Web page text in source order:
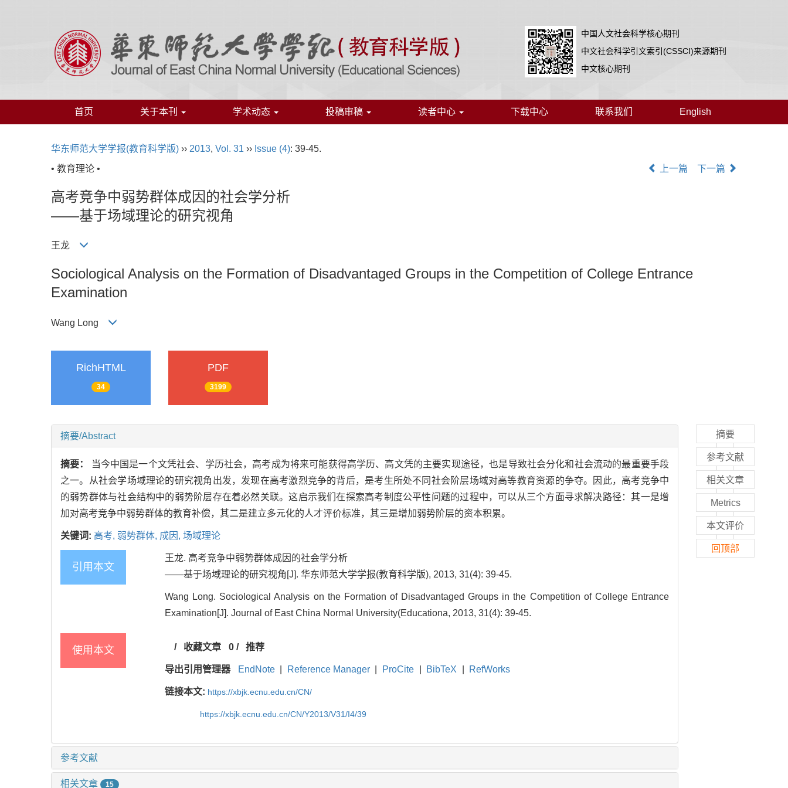
中国人文社会科学核心期刊
中文社会科学引文索引(CSSCI)来源期刊
中文核心期刊
首页 关于本刊 学术动态 投稿审稿 读者中心 下载中心 联系我们 English
华东师范大学学报(教育科学版) ›› 2013, Vol. 31 ›› Issue (4): 39-45.
• 教育理论 •
上一篇 下一篇
高考竞争中弱势群体成因的社会学分析
——基于场域理论的研究视角
王龙
Sociological Analysis on the Formation of Disadvantaged Groups in the Competition of College Entrance
Examination
Wang Long
RichHTML
34
PDF
3199
摘要/Abstract
摘要：
当今中国是一个文凭社会、学历社会，高考成为将来可能获得高学历、高文凭的主要实现途径，也是导致社会分化和社会流动的最重要手段
之一。从社会学场域理论的研究视角出发，发现在高考激烈竞争的背后，是考生所处不同社会阶层场域对高等教育资源的争夺。因此，高考竞争中
的弱势群体与社会结构中的弱势阶层存在着必然关联。这启示我们在探索高考制度公平性问题的过程中，可以从三个方面寻求解决路径：其一是增
加对高考竞争中弱势群体的教育补偿，其二是建立多元化的人才评价标准，其三是增加弱势阶层的资本积累。
关键词: 高考, 弱势群体, 成因, 场域理论
引用本文
王龙. 高考竞争中弱势群体成因的社会学分析
——基于场域理论的研究视角[J]. 华东师范大学学报(教育科学版), 2013, 31(4): 39-45.
Wang Long. Sociological Analysis on the Formation of Disadvantaged Groups in the Competition of College Entrance
Examination[J]. Journal of East China Normal University(Educationa, 2013, 31(4): 39-45.
使用本文 / 收藏文章 0/ 推荐
导出引用管理器 EndNote Reference Manager ProCite BibTeX RefWorks
链接本文: https://xbjk.ecnu.edu.cn/CN/
https://xbjk.ecnu.edu.cn/CN/Y2013/V31/I4/39
参考文献
相关文章 15
摘要
参考文献
相关文章
Metrics
本文评价
回顶部